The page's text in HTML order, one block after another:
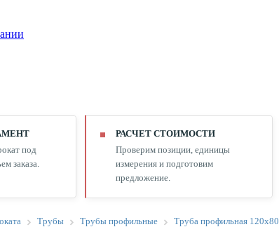
под
заказа.
РАСЧЕТ СТОИМОСТИ
Проверим позиции, единицы
измерения и подготовим
предложение.
Трубы Трубы профильные Труба профильная 120х80